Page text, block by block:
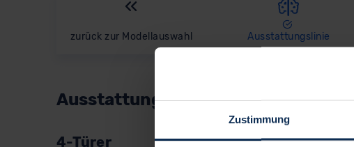
Zustimmung
zurück zur Modellauswahl Ausstattungslinie
Ausstattungslinie wählen:
4-Türer